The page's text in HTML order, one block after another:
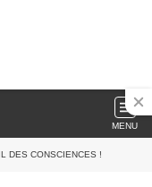
MENU
DES CONSCIENCES !